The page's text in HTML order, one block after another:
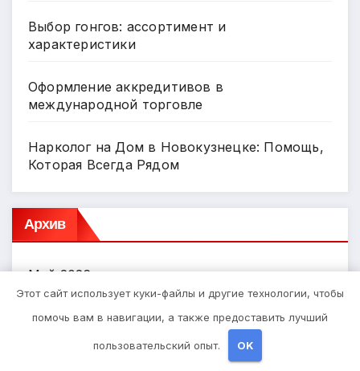
Выбор гонгов: ассортимент и
характеристики
Оформление аккредитивов в
международной торговле
Нарколог на Дом в Новокузнецке: Помощь,
Которая Всегда Рядом
Архив
Май 2026
Апрель 2026
Этот сайт использует куки-файлы и другие технологии, чтобы
помочь вам в навигации, а также предоставить лучший
пользовательский опыт. OK